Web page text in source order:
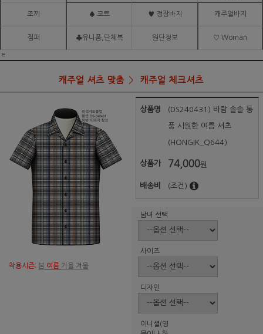
조끼 ♠ 코트 ♥ 정장바지 캐주얼바지
점퍼 ♣유니폼,단체복 원단정보 ♡ Woman
ㅌ
캐주얼 셔츠 맞춤 캐주얼 체크셔츠
착용시즌: 봄 여름 가을 겨울
상품명 (DS240431) 바람 솔솔 통
풍 시원한 여름 셔츠
(HONGIK_Q644)
상품가 74,000원
배송비 (조건)
남녀 선택
사이즈
디자인
이니셜(영